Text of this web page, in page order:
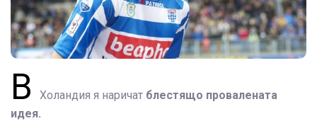
В Холандия я наричат блестящо провалената
идея.